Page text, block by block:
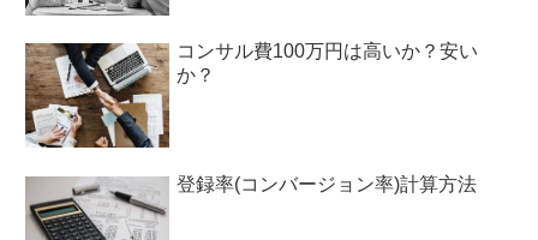
コンサル費100万円は高いか？安い
か？
登録率(コンバージョン率)計算方法